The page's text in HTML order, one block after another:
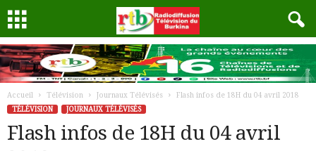
Accueil Télévision Journaux Télévisés
Flash infos de 18H du 04 avril 2018
TÉLÉVISION
JOURNAUX TÉLÉVISÉS
Flash infos de 18H du 04 avril